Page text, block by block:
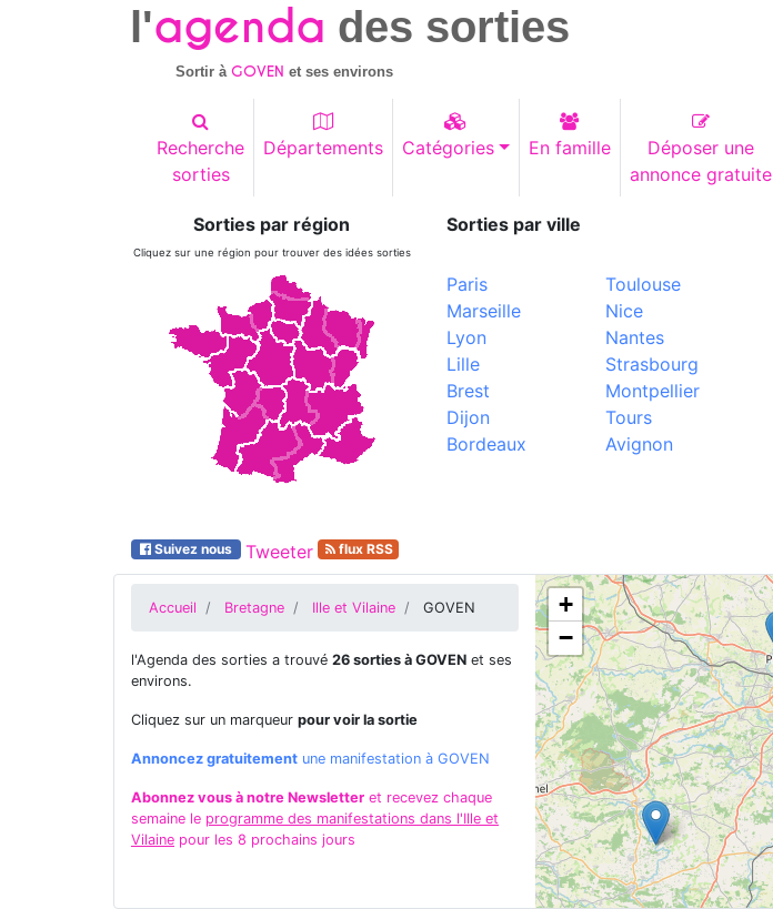
l'agenda des sorties
Sortir àGOVEN et ses environs
Recherche
sorties
Départements Catégories En famille
Déposer une
annonce gratuite
Sorties par région
Cliquez sur une région pour trouver des idées sorties
Sorties par ville
Paris
Marseille
Lyon
Lille
Brest
Dijon
Bordeaux
Toulouse
Nice
Nantes
Strasbourg
Montpellier
Tours
Avignon
Suivez nous Tweeter flux RSS
Accueil Bretagne Ille et Vilaine GOVEN
l'Agenda des sorties a trouvé 26 sorties à GOVEN et ses
environs.
Cliquez sur un marqueur pour voir la sortie
Annoncez gratuitement une manifestation à GOVEN
Abonnez vous à notre Newsletter et recevez chaque
semaine le programme des manifestations dans l'Ille et
Vilaine pour les 8 prochains jours
+
−